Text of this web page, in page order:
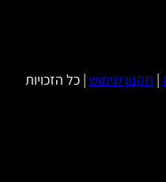
| תקנון שימוש | כל הזכויות